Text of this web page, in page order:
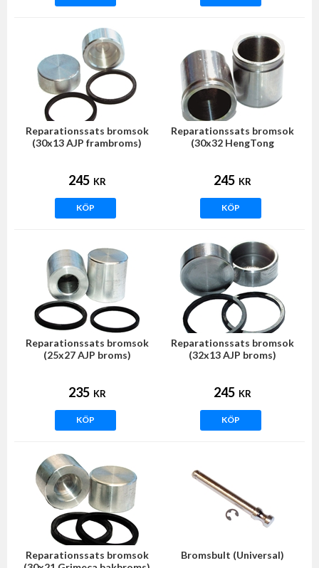
Reparationssats bromsok
(30x13 AJP frambroms)
245 KR
KÖP
Reparationssats bromsok
(30x32 HengTong
245 KR
KÖP
Reparationssats bromsok
(25x27 AJP broms)
235 KR
KÖP
Reparationssats bromsok
(32x13 AJP broms)
245 KR
KÖP
Reparationssats bromsok
Bromsbult (Universal)